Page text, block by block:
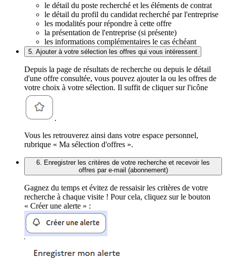
le détail du poste recherché et les éléments de contrat
le détail du profil du candidat recherché par l'entreprise
les modalités pour répondre à cette offre
la présentation de l'entreprise (si présente)
les informations complémentaires le cas échéant
5. Ajouter à votre sélection les offres qui vous intéressent
Depuis la page de résultats de recherche ou depuis le détail
d'une offre consultée, vous pouvez ajouter la ou les offres de
votre choix à votre sélection. Il suffit de cliquer sur l'icône
.
Vous les retrouverez ainsi dans votre espace personnel,
rubrique « Ma sélection d'offres ».
6. Enregistrer les critères de votre recherche et recevoir les
offres par e-mail (abonnement)
Gagnez du temps et évitez de ressaisir les critères de votre
recherche à chaque visite ! Pour cela, cliquez sur le bouton
« Créer une alerte » :